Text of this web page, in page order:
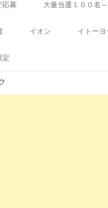
応募 大量当選１００名～
イオン イトーヨ
定